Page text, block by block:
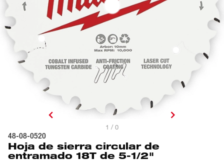
1 / 0
48-08-0520
Hoja de sierra circular de
entramado 18T de 5-1/2"